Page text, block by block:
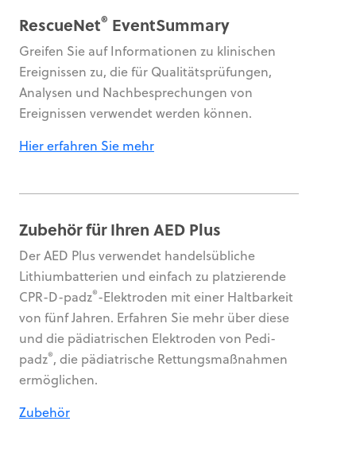
RescueNet® EventSummary
Greifen Sie auf Informationen zu klinischen
Ereignissen zu, die für Qualitätsprüfungen,
Analysen und Nachbesprechungen von
Ereignissen verwendet werden können.
Hier erfahren Sie mehr
Zubehör für Ihren AED Plus
Der AED Plus verwendet handelsübliche
Lithiumbatterien und einfach zu platzierende
CPR-D-padz®-Elektroden mit einer Haltbarkeit
von fünf Jahren. Erfahren Sie mehr über diese
und die pädiatrischen Elektroden von Pedi-
padz®, die pädiatrische Rettungsmaßnahmen
ermöglichen.
Zubehör